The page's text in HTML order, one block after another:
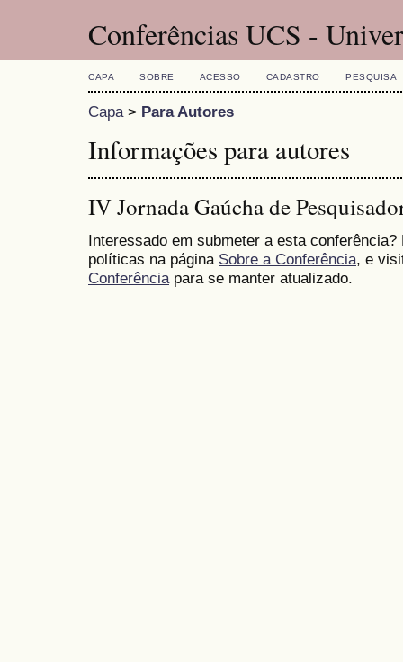
Conferências UCS -
CAPA SOBRE ACESSO CADASTRO PESQUISA
Capa> Para Autores
Informações para autores
IV Jornada Gaúcha de
Interessado em submeter a esta
políticas na página Sobre a Conferência, e
Conferênciapara se manter atualizado.